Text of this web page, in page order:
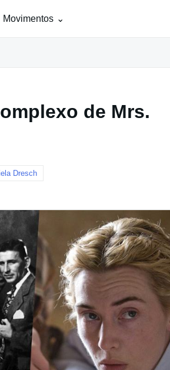
Movimentos
de Mrs.
Dresch